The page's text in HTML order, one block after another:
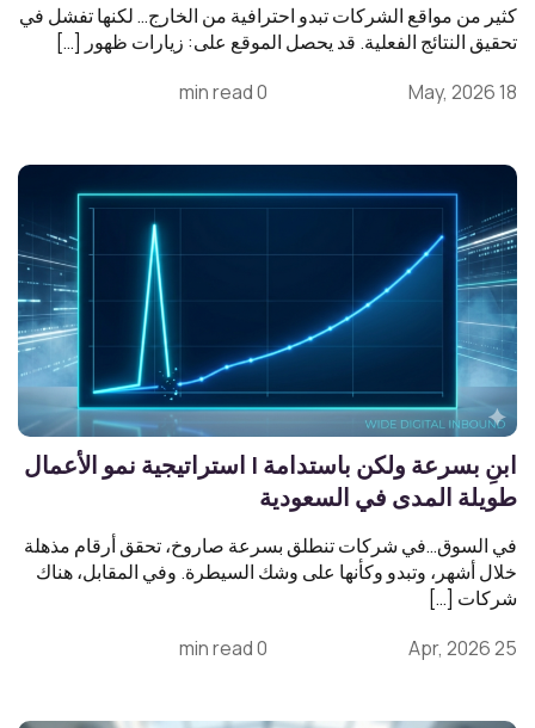
كثير من مواقع الشركات تبدو احترافية من الخارج… لكنها تفشل في
تحقيق النتائج الفعلية. قد يحصل الموقع على: زيارات ظهور […]
18 May, 2026
0 min read
ابنِ بسرعة ولكن باستدامة | استراتيجية نمو الأعمال
طويلة المدى في السعودية
في السوق…في شركات تنطلق بسرعة صاروخ، تحقق أرقام مذهلة
خلال أشهر، وتبدو وكأنها على وشك السيطرة. وفي المقابل، هناك
شركات […]
25 Apr, 2026
0 min read